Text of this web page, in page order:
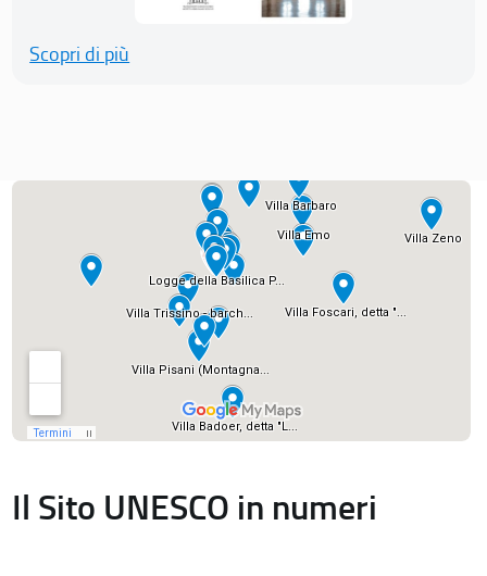
Scopri di più
Il Sito UNESCO in numeri